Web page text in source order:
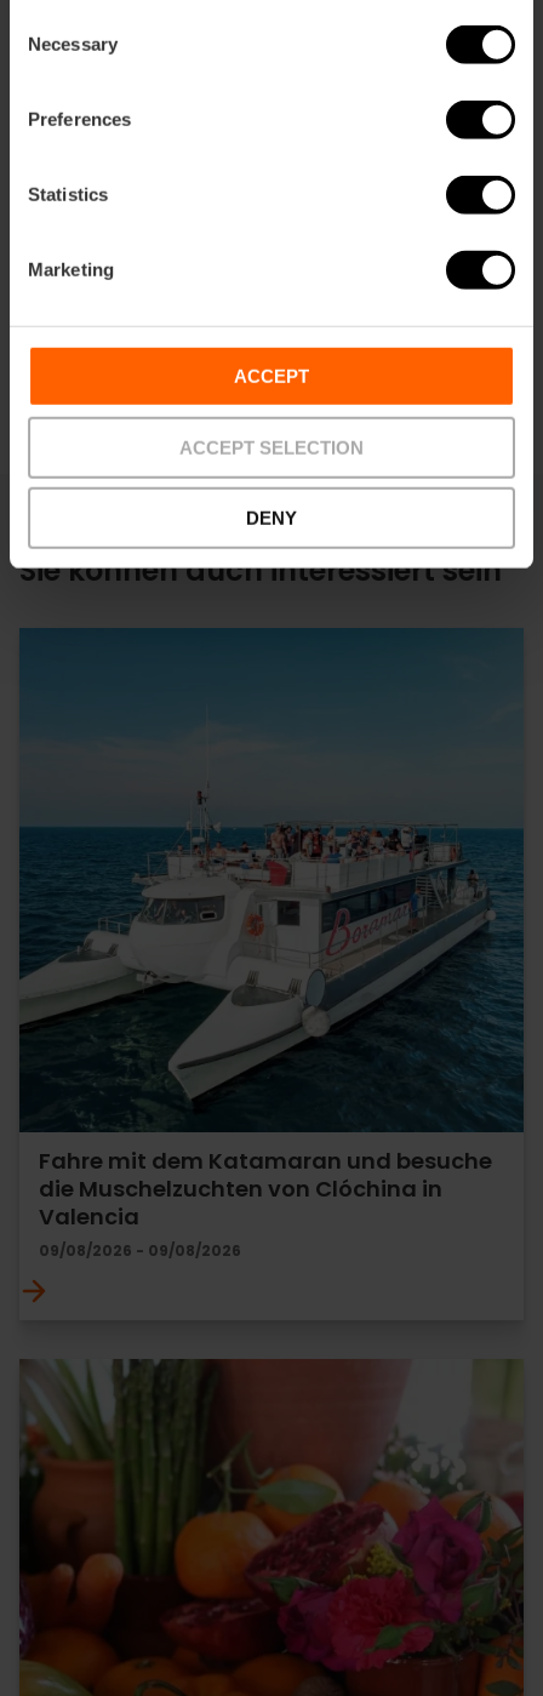
Selection
Necessary
Preferences
Statistics
Marketing
ACCEPT
ACCEPT SELECTION
DENY
Kontakt
Borgia Wine Bar
(+34) 960 077 708
Sie können auch interessiert sein
Fahre mit dem Katamaran und besuche
die Muschelzuchten von Clóchina in
Valencia
09/08/2026 - 09/08/2026